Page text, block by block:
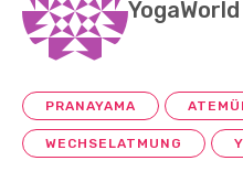
PRANAYAMA
WECHSELATMUNG